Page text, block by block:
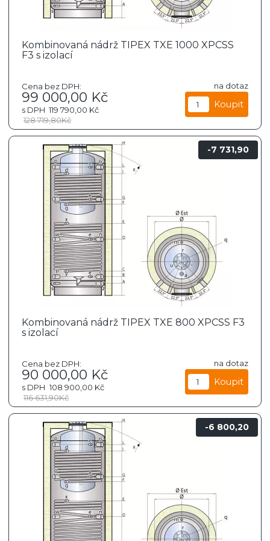
Kombinovaná nádrž TIPEX TXE 1000 XPCSS
F3 s izolací
na dotaz
Cena bez DPH:
99 000,00 Kč
s DPH 119 790,00 Kč
128 719,80Kč
Kombinovaná nádrž TIPEX TXE 800 XPCSS F3
s izolací
na dotaz
Cena bez DPH:
90 000,00 Kč
s DPH 108 900,00 Kč
7 731,90
116 631,90Kč
6 800,20